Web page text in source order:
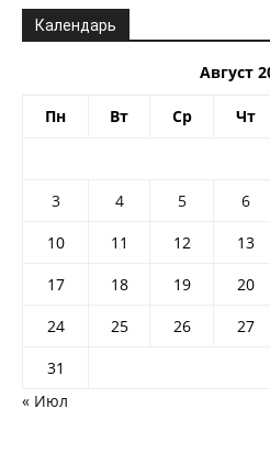
Календарь
Август
Пн Вт Ср Чт
3
4 5 6
10
11 12 13
17
18 19 20
24
25 26 27
31
« Июл